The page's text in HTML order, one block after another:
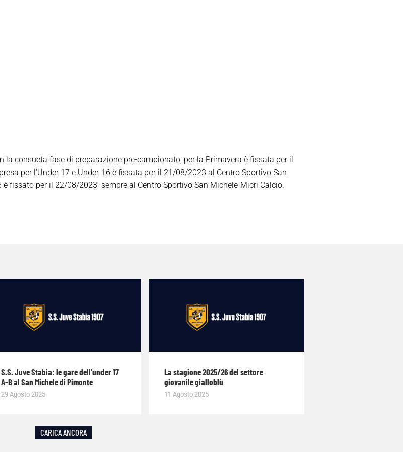
la consueta fase di preparazione pre-campionato, per la Primavera è fissata per il
per l’Under 17 e Under 16 è fissata per il 21/08/2023 al Centro Sportivo San
fissato per il 22/08/2023, sempre al Centro Sportivo San Michele-Micri Calcio.
S.S. Juve Stabia: le gare dell’under 17
A-B al San Michele di Pimonte
29 Agosto 2025
La stagione 2025/26 del settore
giovanile gialloblù
11 Agosto 2025
CARICA ANCORA